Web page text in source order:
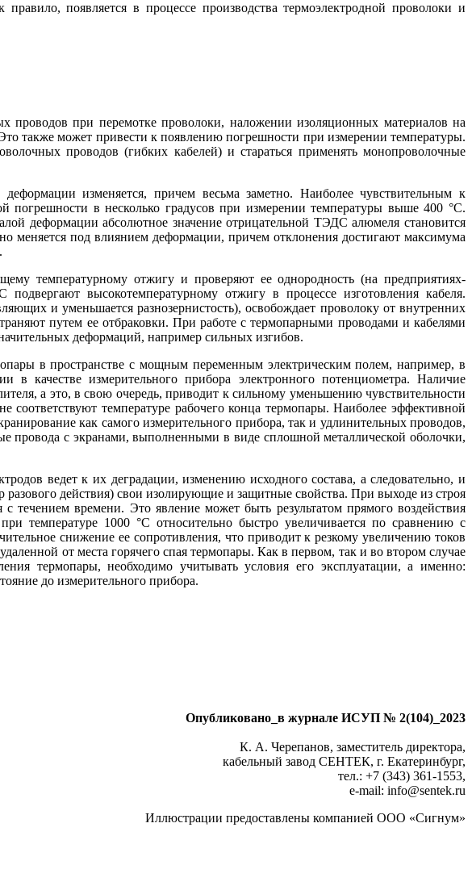
появляется в процессе производства термоэлектродной проволоки и
проводов при перемотке проволоки, наложении изоляционных материалов на
также может привести к появлению погрешности при измерении температуры.
проводов (гибких кабелей) и стараться применять монопроволочные
изменяется, причем весьма заметно. Наиболее чувствительным к
погрешности в несколько градусов при измерении температуры вы­ше 400 °C.
деформации абсолютное значение отрицательной ТЭДС алюмеля становится
под влиянием деформации, причем отклонения достигают максимума
температурному отжигу и проверяют ее однородность (на предприятиях-
высокотемпературному отжигу в процессе изготовления кабеля.
и уменьшается разнозернистость), освобождает проволоку от внутренних
путем ее отбраковки. При работе с термопарными проводами и кабелями
деформаций, например сильных изгибов.
в пространстве с мощным переменным электрическим полем, например, в
качестве измерительного прибора электронного потенциометра. Наличие
а это, в свою очередь, приводит к сильному уменьшению чувствительности
соответствуют температуре рабочего конца термопары. Наиболее эффективной
как самого измерительного прибора, так и удлинительных проводов,
провода с экранами, выполненными в ви­де сплошной металлической оболочки,
ведет к их деградации, изменению исходного состава, а следовательно, и
действия) свои изолирующие и защитные свойства. При выходе из строя
течением времени. Это явление может быть результатом прямого воздействия
температуре 1000 °C относительно быстро увеличивается по сравнению с
снижение ее сопротивления, что приводит к резкому увеличению токов
от места горячего спая термопары. Как в первом, так и во втором случае
термопары, необходимо учитывать условия его эксплуатации, а именно:
до измерительного прибора.
Опубликовано_в журнале ИСУП № 2(104)_2023
К. А. Черепанов, заместитель директора,
кабельный завод СЕНТЕК, г. Екатеринбург,
тел.: +7 (343) 361‑1553,
e-mail: info@sentek.ru
Иллюстрации предоставлены компанией ООО «Сигнум»